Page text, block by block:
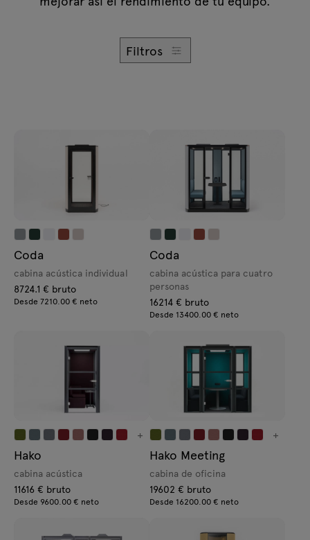
Consultas
Filtros
Coda
cabina acústica individual
8724.1 € bruto
Desde 7210.00 € neto
Coda
cabina acústica para cuatro
personas
16214 € bruto
Desde 13400.00 € neto
+
Hako
cabina acústica
11616 € bruto
Desde 9600.00 € neto
+
Hako Meeting
cabina de oficina
19602 € bruto
Desde 16200.00 € neto